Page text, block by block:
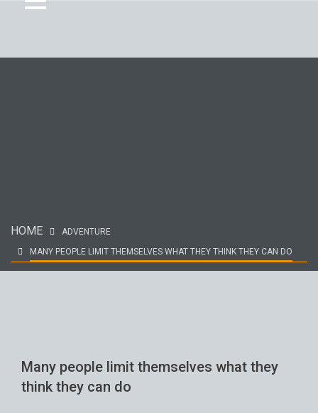
HOME
ADVENTURE
MANY PEOPLE LIMIT THEMSELVES WHAT THEY THINK THEY CAN DO
Many people limit themselves what they
think they can do